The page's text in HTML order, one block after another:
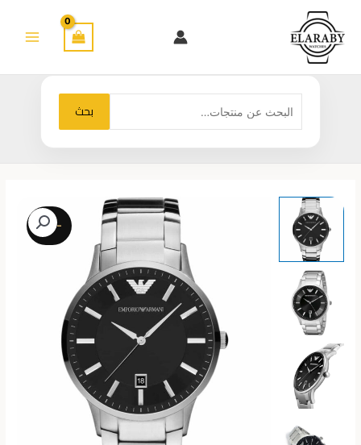
المحتوى
البحث
عن:
بحث
-25%